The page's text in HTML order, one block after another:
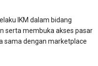
IKM dalam bidang
serta membuka akses pasar
sama dengan marketplace